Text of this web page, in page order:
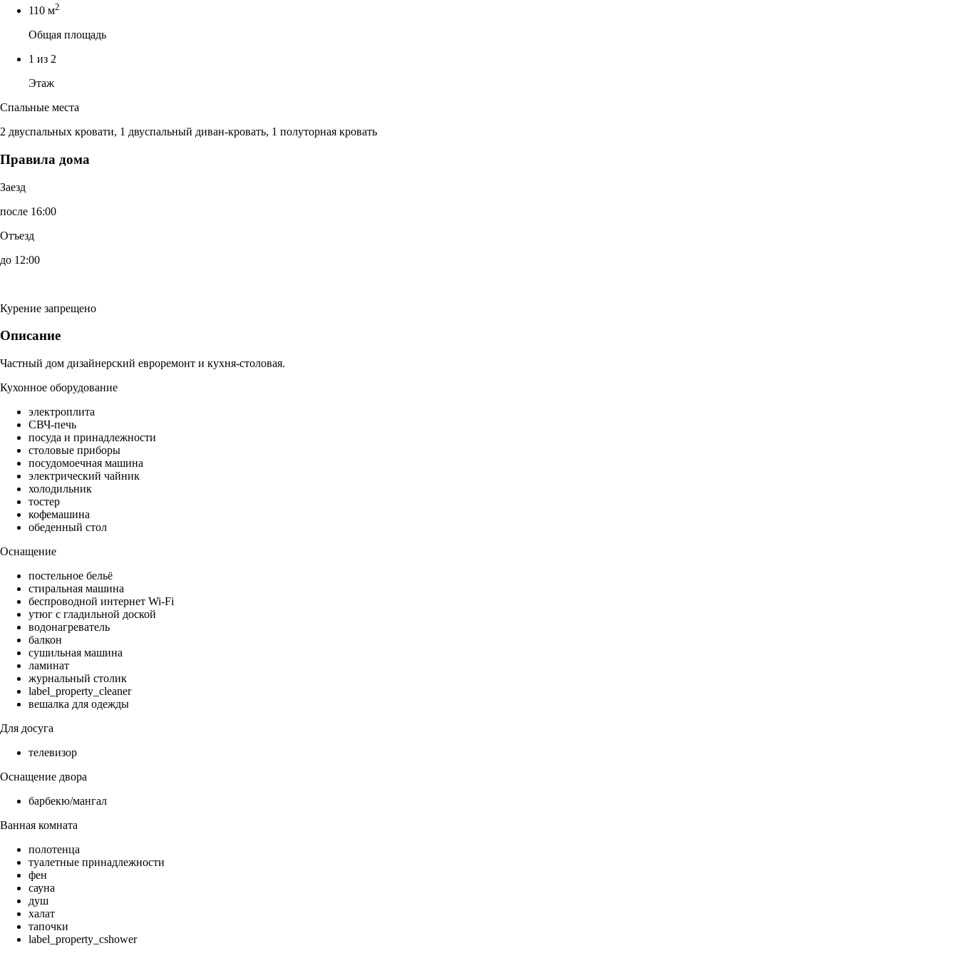
110 м2
Общая площадь
1 из 2
Этаж
Спальные места
2 двуспальных кровати, 1 двуспальный диван-кровать, 1 полуторная кровать
Правила дома
Заезд
после 16:00
Отъезд
до 12:00
Курение запрещено
Описание
Частный дом дизайнерский евроремонт и кухня-столовая.
Кухонное оборудование
электроплита
СВЧ-печь
посуда и принадлежности
столовые приборы
посудомоечная машина
электрический чайник
холодильник
тостер
кофемашина
обеденный стол
Оснащение
постельное бельё
стиральная машина
беспроводной интернет Wi-Fi
утюг с гладильной доской
водонагреватель
балкон
сушильная машина
ламинат
журнальный столик
label_property_cleaner
вешалка для одежды
Для досуга
телевизор
Оснащение двора
барбекю/мангал
Ванная комната
полотенца
туалетные принадлежности
фен
сауна
душ
халат
тапочки
label_property_cshower